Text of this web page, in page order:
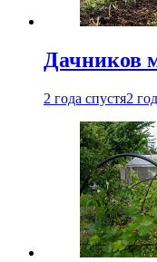
Дачников
2 года спустя2